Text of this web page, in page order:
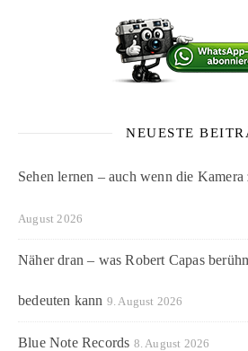
NEUESTE
Sehen lernen – auch wenn die
August 2026
Näher dran – was Robert Capas
bedeuten kann 9. August 2026
Blue Note Records 8. August 2026